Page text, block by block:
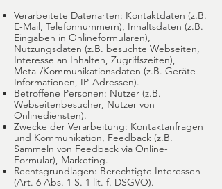
Verarbeitete Datenarten: Kontaktdaten (z.B.
E-Mail, Telefonnummern), Inhaltsdaten (z.B.
Eingaben in Onlineformularen),
Nutzungsdaten (z.B. besuchte Webseiten,
Interesse an Inhalten, Zugriffszeiten),
Meta-/Kommunikationsdaten (z.B. Geräte-
Informationen, IP-Adressen).
Betroffene Personen: Nutzer (z.B.
Webseitenbesucher, Nutzer von
Onlinediensten).
Zwecke der Verarbeitung: Kontaktanfragen
und Kommunikation, Feedback (z.B.
Sammeln von Feedback via Online-
Formular), Marketing.
Rechtsgrundlagen: Berechtigte Interessen
(Art. 6 Abs. 1 S. 1 lit. f. DSGVO).